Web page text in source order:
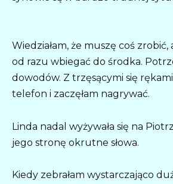
Wiedziałam, że muszę coś zrobić,
od razu wbiegać do środka.
dowodów. Z trzęsącymi się
telefon i zaczęłam nagrywać.
Linda nadal wyżywała się na
jego stronę okrutne słowa.
Kiedy zebrałam wystarczająco